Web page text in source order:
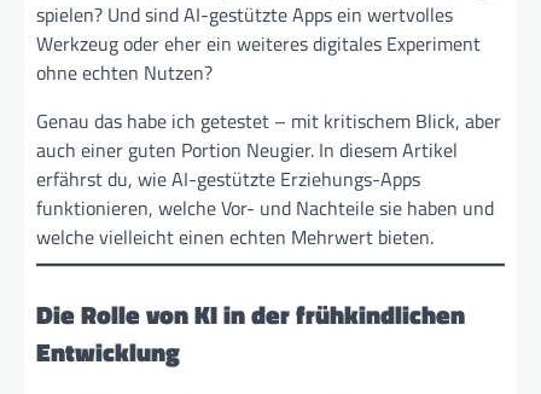
spielen? Und sind AI-gestützte Apps ein wertvolles
Werkzeug oder eher ein weiteres digitales Experiment
ohne echten Nutzen?
Genau das habe ich getestet – mit kritischem Blick, aber
auch einer guten Portion Neugier. In diesem Artikel
erfährst du, wie AI-gestützte Erziehungs-Apps
funktionieren, welche Vor- und Nachteile sie haben und
welche vielleicht einen echten Mehrwert bieten.
Die Rolle von KI in der frühkindlichen
Entwicklung